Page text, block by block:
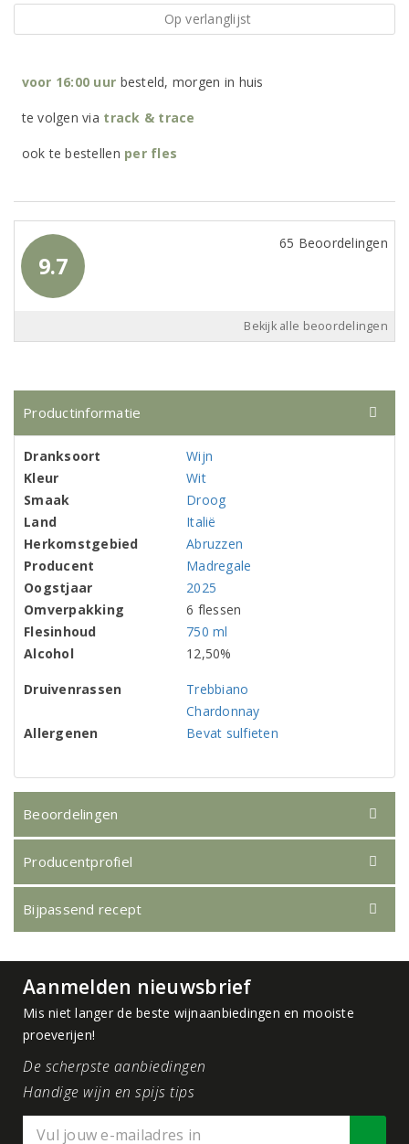
Op verlanglijst
voor 16:00 uur besteld, morgen in huis
te volgen via track & trace
ook te bestellen per fles
9.7
65 Beoordelingen
Bekijk alle beoordelingen
Productinformatie
Dranksoort
Wijn
Kleur
Wit
Smaak
Droog
Land
Italië
Herkomstgebied
Abruzzen
Producent
Madregale
Oogstjaar
2025
Omverpakking
6 flessen
Flesinhoud
750 ml
Alcohol
12,50%
Druivenrassen
Trebbiano
Chardonnay
Allergenen
Bevat sulfieten
Beoordelingen
Producentprofiel
Bijpassend recept
Aanmelden nieuwsbrief
Mis niet langer de beste wijnaanbiedingen en mooiste
proeverijen!
De scherpste aanbiedingen
Handige wijn en spijs tips